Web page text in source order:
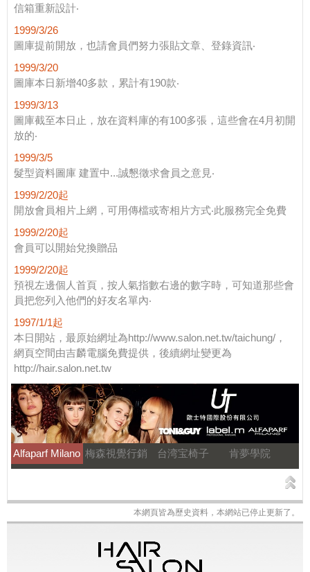
信箱重新設計‧
1999/3/26
圖庫提前開放，也請會員們努力張貼文章、登錄資訊‧
1999/3/20
圖庫本日新增40多款，累計有190款‧
1999/3/13
圖庫截至本日止，放在資料庫的有100多張，這些會在4月初開
放的‧
1999/3/5
髮型資料圖庫 建置中...誠懇徵求會員之意見‧
1999/2/20起
開放會員相片上網，可用傳檔或寄相片方式‧此服務完全免費
1999/2/20起
會員可以開始兌換贈品
1999/2/20起
預視左邊個人首頁，按人氣指數右邊的數字時，可知道那些會
員把您列入他們的好友名單內‧
1997/1/1起
本日開站，最原始網址為http://www.salon.net.tw/taichung/，
網頁空間由吉麟電腦免費提供，後續網址變更為
http://hair.salon.net.tw
Alfaparf Milano 梅森視覺行銷 台湾宝椅子 肯夢學院
本網頁皆為歷史資料，本網站已停止更新了。